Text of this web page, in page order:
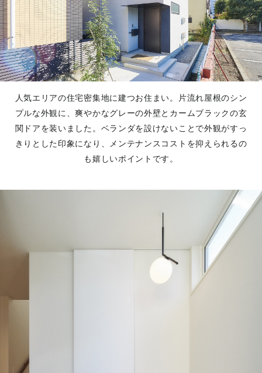
人気エリアの住宅密集地に建つお住まい。片流れ屋根のシン
プルな外観に、爽やかなグレーの外壁とカームブラックの玄
関ドアを装いました。ベランダを設けないことで外観がすっ
きりとした印象になり、メンテナンスコストを抑えられるの
も嬉しいポイントです。